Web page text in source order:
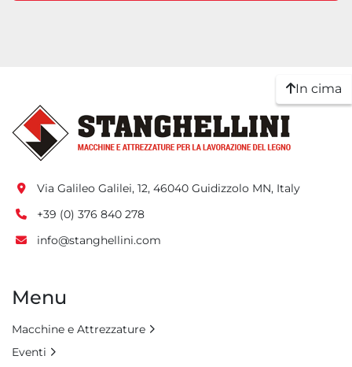
In cima
Via Galileo Galilei, 12, 46040 Guidizzolo MN, Italy
+39 (0) 376 840 278
info@stanghellini.com
Menu
Macchine e Attrezzature
Eventi